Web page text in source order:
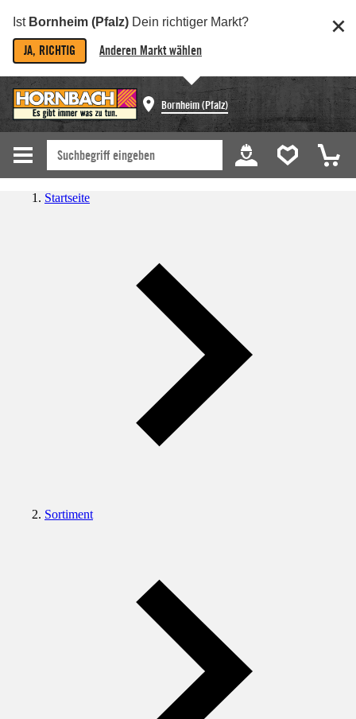
Ist Bornheim (Pfalz) Dein richtiger Markt?
JA, RICHTIG Anderen Markt wählen
Bornheim (Pfalz)
Startseite
Sortiment